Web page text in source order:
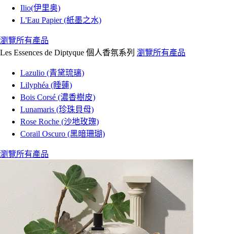
Ilio(伊里奥)
L'Eau Papier (紙墨之水)
瀏覽所有產品
Les Essences de Diptyque 個人香氛系列 瀏覽所有產品
Lazulio (青黛琉璃)
Lilyphéa (睡蓮)
Bois Corsé (濃香樹皮)
Lunamaris (珍珠貝母)
Rose Roche (沙地玫瑰)
Corail Oscuro (黑暗珊瑚)
瀏覽所有產品